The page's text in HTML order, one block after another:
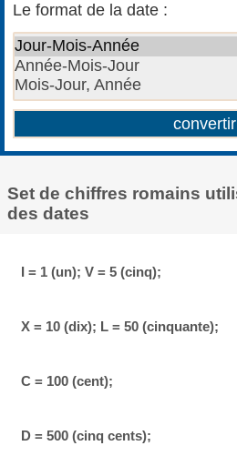
Le format de la date :
Set de chiffres romains
des dates
I = 1 (un); V = 5 (cinq);
X = 10 (dix); L = 50 (cinquante);
C = 100 (cent);
D = 500 (cinq cents);